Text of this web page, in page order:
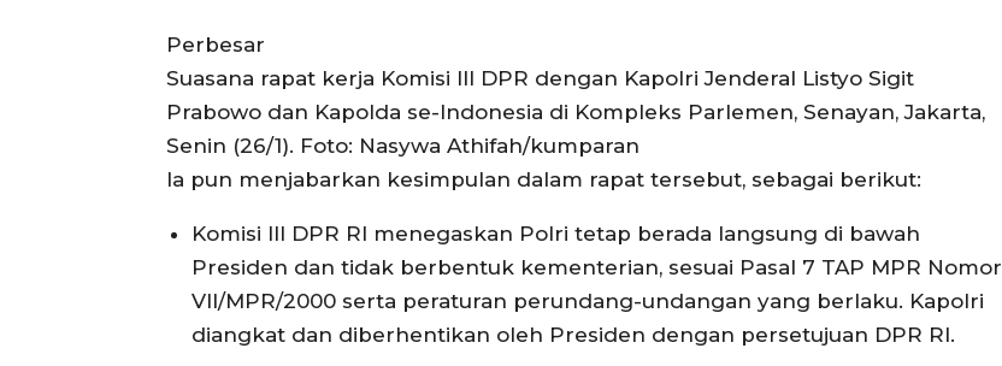
Perbesar
Suasana rapat kerja Komisi III DPR dengan Kapolri Jenderal Listyo Sigit
Prabowo dan Kapolda se-Indonesia di Kompleks Parlemen, Senayan, Jakarta,
Senin (26/1). Foto: Nasywa Athifah/kumparan
Ia pun menjabarkan kesimpulan dalam rapat tersebut, sebagai berikut:
Komisi III DPR RI menegaskan Polri tetap berada langsung di bawah
Presiden dan tidak berbentuk kementerian, sesuai Pasal 7 TAP MPR Nomor
VII/MPR/2000 serta peraturan perundang-undangan yang berlaku. Kapolri
diangkat dan diberhentikan oleh Presiden dengan persetujuan DPR RI.